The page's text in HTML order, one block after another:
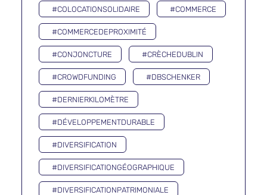
#COLOCATIONSOLIDAIRE #COMMERCE
#COMMERCEDEPROXIMITÉ
#CONJONCTURE #CRÈCHEDUBLIN
#CROWDFUNDING #DBSCHENKER
#DERNIERKILOMÈTRE
#DÉVELOPPEMENTDURABLE
#DIVERSIFICATION
#DIVERSIFICATIONGÉOGRAPHIQUE
#DIVERSIFICATIONPATRIMONIALE